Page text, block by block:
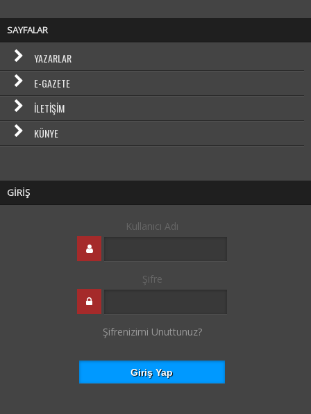
SAYFALAR
YAZARLAR
E-GAZETE
İLETIŞIM
KÜNYE
GİRİŞ
Kullanıcı Adı
Şifre
Şifrenizimi Unuttunuz?